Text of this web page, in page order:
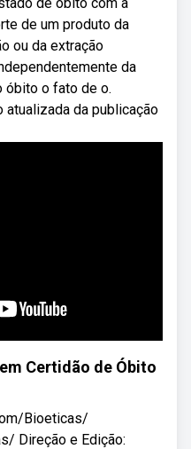
de um produto da
ou da extração
da
óbito o fato de o.
atualizada da publicação
Certidão de Óbito
Bioeticas/
Direção e Edição: